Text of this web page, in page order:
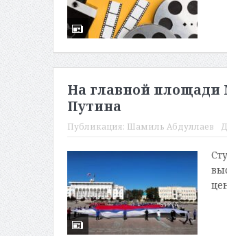
На главной
Путина
Публикация: Шамиль Абдуллаев